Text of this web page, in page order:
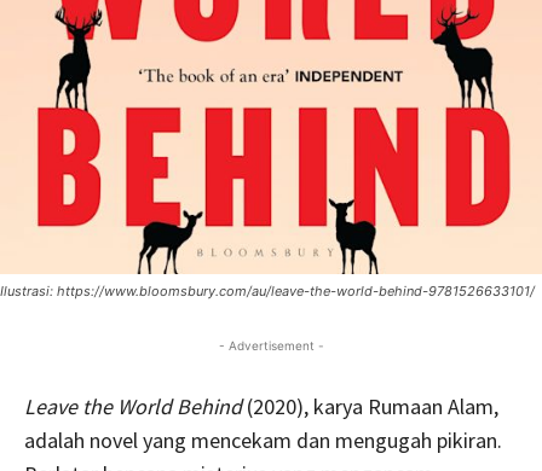
Ilustrasi: https://www.bloomsbury.com/au/leave-the-world-behind-9781526633101/
- Advertisement -
Leave the World Behind(2020), karya Rumaan Alam,
adalah novel yang mencekam dan mengugah pikiran.